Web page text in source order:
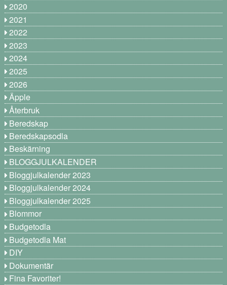
2020
2021
2022
2023
2024
2025
2026
Äpple
Återbruk
Beredskap
Beredskapsodla
Beskärning
BLOGGJULKALENDER
Bloggjulkalender 2023
Bloggjulkalender 2024
Bloggjulkalender 2025
Blommor
Budgetodla
Budgetodla Mat
DIY
Dokumentär
Fina Favoriter!